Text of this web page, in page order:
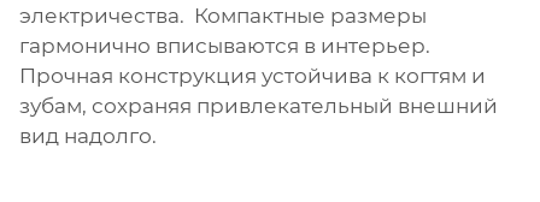
электричества. Компактные размеры
гармонично вписываются в интерьер.
Прочная конструкция устойчива к когтям и
зубам, сохраняя привлекательный внешний
вид надолго.